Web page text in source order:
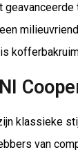
klassieke
van